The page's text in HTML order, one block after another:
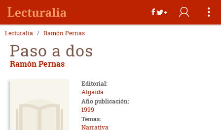
Lecturalia Ramón Pernas
Paso a dos
Ramón Pernas
Editorial:
Algaida
Año publicación:
1999
Temas:
Narrativa